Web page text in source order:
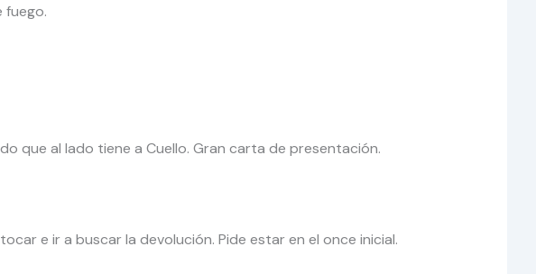
fuego.
que al lado tiene a Cuello. Gran carta de presentación.
e ir a buscar la devolución. Pide estar en el once inicial.